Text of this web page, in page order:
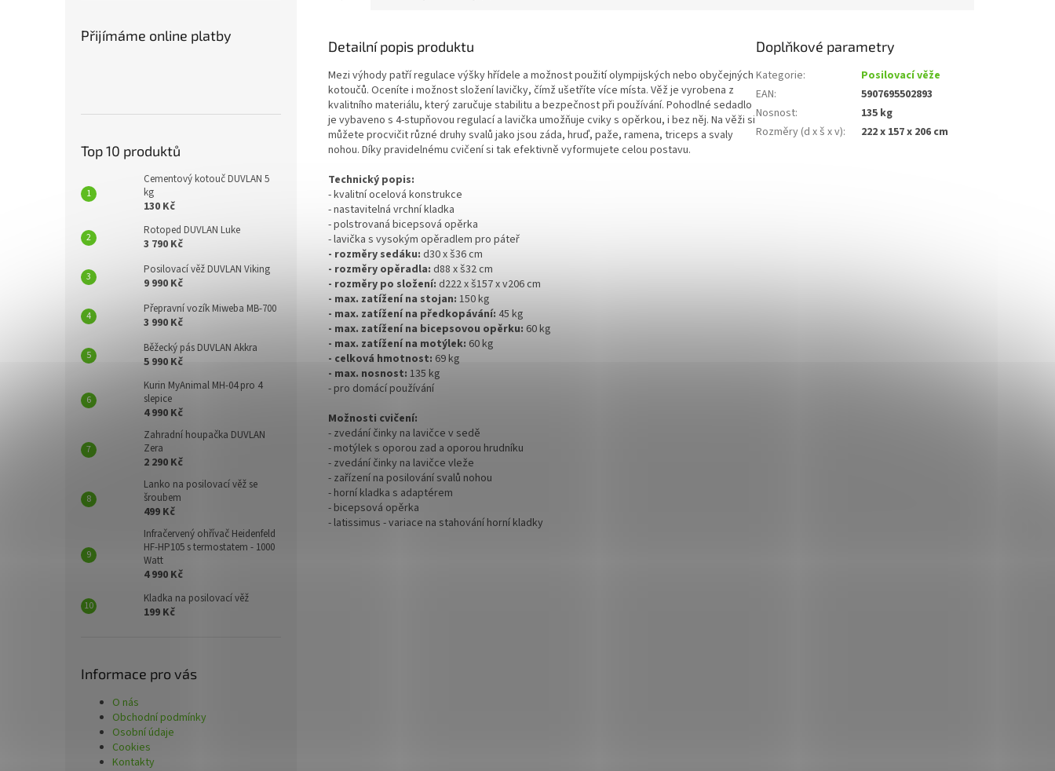
Přijímáme online platby
Top 10 produktů
Cementový kotouč DUVLAN 5
kg
130 Kč
Rotoped DUVLAN Luke
3 790 Kč
Posilovací věž DUVLAN Viking
9 990 Kč
Přepravní vozík Miweba MB-700
3 990 Kč
Běžecký pás DUVLAN Akkra
5 990 Kč
Kurin MyAnimal MH-04 pro 4
slepice
4 990 Kč
Zahradní houpačka DUVLAN
Zera
2 290 Kč
Lanko na posilovací věž se
šroubem
499 Kč
Infračervený ohřívač Heidenfeld
HF-HP105 s termostatem - 1000
Watt
4 990 Kč
Kladka na posilovací věž
199 Kč
Informace pro vás
O nás
Obchodní podmínky
Osobní údaje
Cookies
Kontakty
Detailní popis produktu
Mezi výhody patří regulace výšky hřídele a možnost použití olympijských nebo obyčejných
kotoučů. Oceníte i možnost složení lavičky, čímž ušetříte více místa. Věž je vyrobena z
kvalitního materiálu, který zaručuje stabilitu a bezpečnost při používání. Pohodlné sedadlo
je vybaveno s 4-stupňovou regulací a lavička umožňuje cviky s opěrkou, i bez něj. Na věži si
můžete procvičit různé druhy svalů jako jsou záda, hruď, paže, ramena, triceps a svaly
nohou. Díky pravidelnému cvičení si tak efektivně vyformujete celou postavu.
Technický popis:
- kvalitní ocelová konstrukce
- nastavitelná vrchní kladka
- polstrovaná bicepsová opěrka
- lavička s vysokým opěradlem pro páteř
- rozměry sedáku: d30 x š36 cm
- rozměry opěradla: d88 x š32 cm
- rozměry po složení: d222 x š157 x v206 cm
- max. zatížení na stojan: 150 kg
- max. zatížení na předkopávání: 45 kg
- max. zatížení na bicepsovou opěrku: 60 kg
- max. zatížení na motýlek: 60 kg
- celková hmotnost: 69 kg
- max. nosnost: 135 kg
- pro domácí používání
Možnosti cvičení:
- zvedání činky na lavičce v sedě
- motýlek s oporou zad a oporou hrudníku
- zvedání činky na lavičce vleže
- zařízení na posilování svalů nohou
- horní kladka s adaptérem
- bicepsová opěrka
- latissimus - variace na stahování horní kladky
Doplňkové parametry
Kategorie:
Posilovací věže
EAN:
5907695502893
Nosnost:
135 kg
Rozměry (d x š x v): 222 x 157 x 206 cm